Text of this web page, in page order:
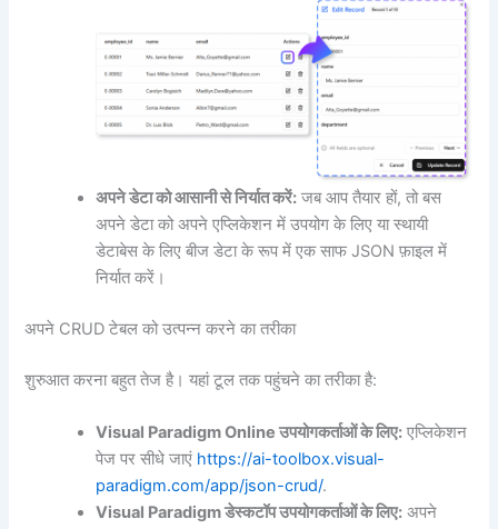
अपने डेटा को आसानी से निर्यात करें: जब आप तैयार हों, तो बस
अपने डेटा को अपने एप्लिकेशन में उपयोग के लिए या स्थायी
डेटाबेस के लिए बीज डेटा के रूप में एक साफ JSON फ़ाइल में
निर्यात करें।
अपने CRUD टेबल को उत्पन्न करने का तरीका
शुरुआत करना बहुत तेज है। यहां टूल तक पहुंचने का तरीका है:
Visual Paradigm Online उपयोगकर्ताओं के लिए: एप्लिकेशन
पेज पर सीधे जाएं https://ai-toolbox.visual-
paradigm.com/app/json-crud/.
Visual Paradigm डेस्कटॉप उपयोगकर्ताओं के लिए: अपने